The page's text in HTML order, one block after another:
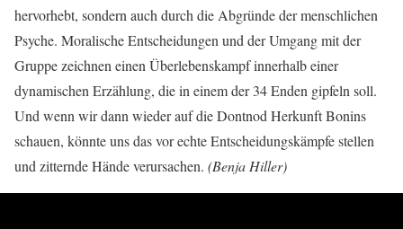
hervorhebt, sondern auch durch die Abgründe der menschlichen
Psyche. Moralische Entscheidungen und der Umgang mit der
Gruppe zeichnen einen Überlebenskampf innerhalb einer
dynamischen Erzählung, die in einem der 34 Enden gipfeln soll.
Und wenn wir dann wieder auf die Dontnod Herkunft Bonins
schauen, könnte uns das vor echte Entscheidungskämpfe stellen
und zitternde Hände verursachen. (Benja Hiller)